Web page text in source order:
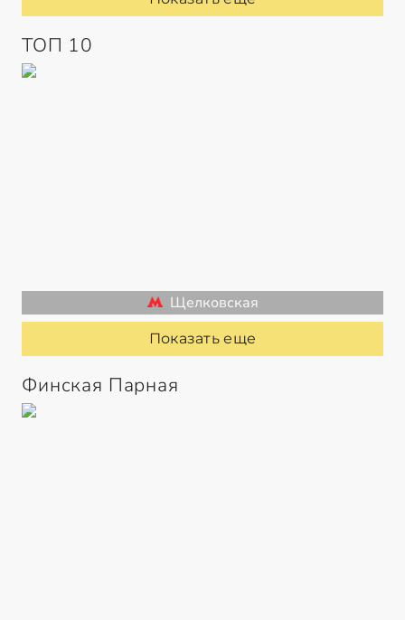
ТОП 10
Щелковская
Показать еще
Финская Парная